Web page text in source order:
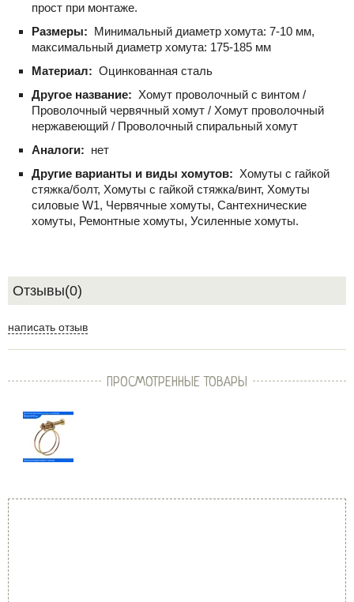
прост при монтаже.
Размеры: Минимальный диаметр хомута: 7-10 мм,
максимальный диаметр хомута: 175-185 мм
Материал: Оцинкованная сталь
Другое название: Хомут проволочный с винтом /
Проволочный червячный хомут / Хомут проволочный
нержавеющий / Проволочный спиральный хомут
Аналоги: нет
Другие варианты и виды хомутов: Хомуты с гайкой
стяжка/болт, Хомуты с гайкой стяжка/винт, Хомуты
силовые W1, Червячные хомуты, Сантехнические
хомуты, Ремонтные хомуты, Усиленные хомуты.
Отзывы(0)
написать отзыв
ПРОСМОТРЕННЫЕ ТОВАРЫ